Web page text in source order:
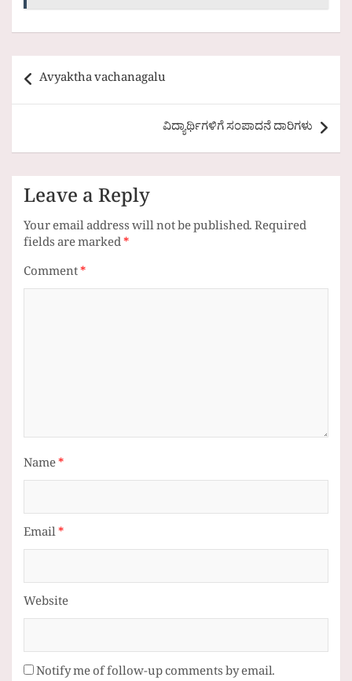
Post
navigation
Avyaktha vachanagalu
ವಿದ್ಯಾರ್ಥಿಗಳಿಗೆ ಸಂಪಾದನೆ ದಾರಿಗಳು
Leave a Reply
Your email address will not be published.Required
fields are marked*
Comment*
Name*
Email*
Website
Notify me of follow-up comments by email.